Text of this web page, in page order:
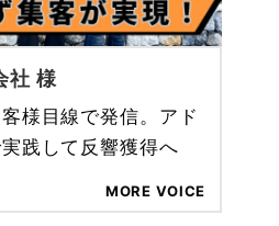
社 様
様目線で発信。アド
践して反響獲得へ
MORE VOICE